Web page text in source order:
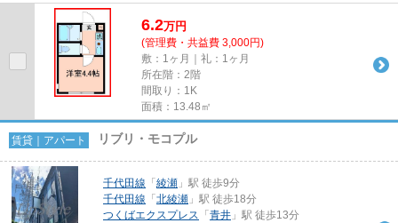
6.2万円
(管理費・共益費 3,000円)
敷：1ヶ月｜礼：1ヶ月
所在階：2階
間取り：1K
面積：13.48㎡
賃貸｜アパート リブリ・モコプル
千代田線 「 綾瀬 」駅 徒歩9分
千代田線 「 北綾瀬 」駅 徒歩18分
つくばエクスプレス 「 青井 」駅 徒歩13分